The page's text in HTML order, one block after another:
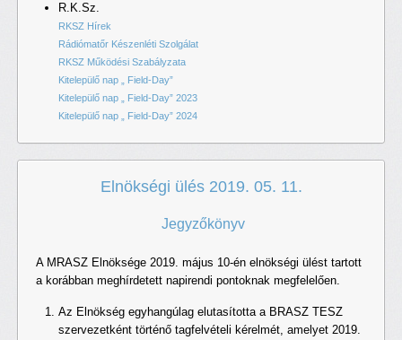
R.K.Sz.
RKSZ Hírek
Rádiómatőr Készenléti Szolgálat
RKSZ Működési Szabályzata
Kitelepülő nap „ Field-Day”
Kitelepülő nap „ Field-Day” 2023
Kitelepülő nap „ Field-Day” 2024
Elnökségi ülés 2019. 05. 11.
Jegyzőkönyv
A MRASZ Elnöksége 2019. május 10-én elnökségi ülést tartott
a korábban meghírdetett napirendi pontoknak megfelelően.
Az Elnökség egyhangúlag elutasította a BRASZ TESZ
szervezetként történő tagfelvételi kérelmét, amelyet 2019.